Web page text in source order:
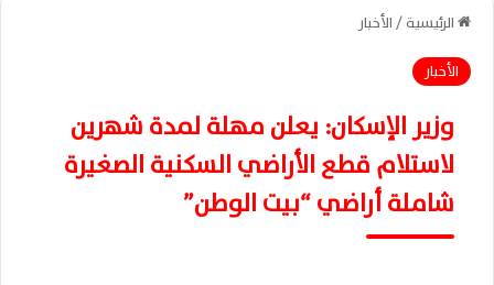
الرئيسية/الأخبار
الأخبار
وزير الإسكان: يعلن مهلة لمدة شهرين
لاستلام قطع الأراضي السكنية الصغيرة
شاملة أراضي “بيت الوطن”